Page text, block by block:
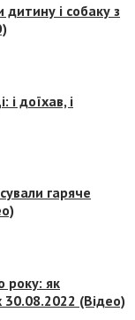
і собаку з
доїхав, і
гаряче
року: як
(Відео)